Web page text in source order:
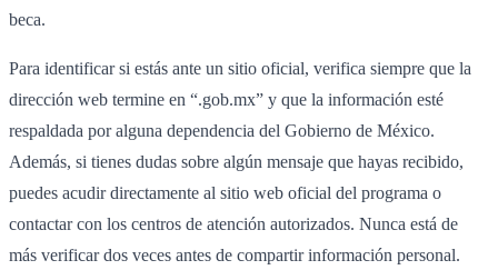
beca.
Para identificar si estás ante un sitio oficial, verifica siempre que la
dirección web termine en “.gob.mx” y que la información esté
respaldada por alguna dependencia del Gobierno de México.
Además, si tienes dudas sobre algún mensaje que hayas recibido,
puedes acudir directamente al sitio web oficial del programa o
contactar con los centros de atención autorizados. Nunca está de
más verificar dos veces antes de compartir información personal.